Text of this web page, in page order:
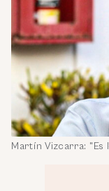
Martín Vizcarra: "Es